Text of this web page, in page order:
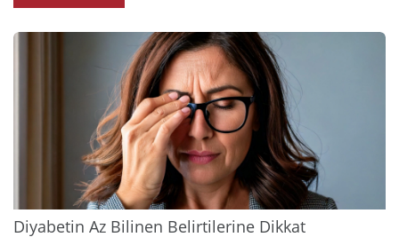
Diyabetin Az Bilinen Belirtilerine Dikkat